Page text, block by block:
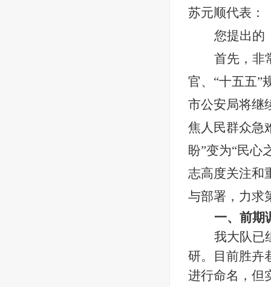
苏元顺代表：
您提出的
首先，非
官、“十五五”
市公安局将继
焦人民群众急
盼”变为“民心
志高度关注和
与部署，力求
一、前期
我大队已
研。目前胜卉
进行命名，但